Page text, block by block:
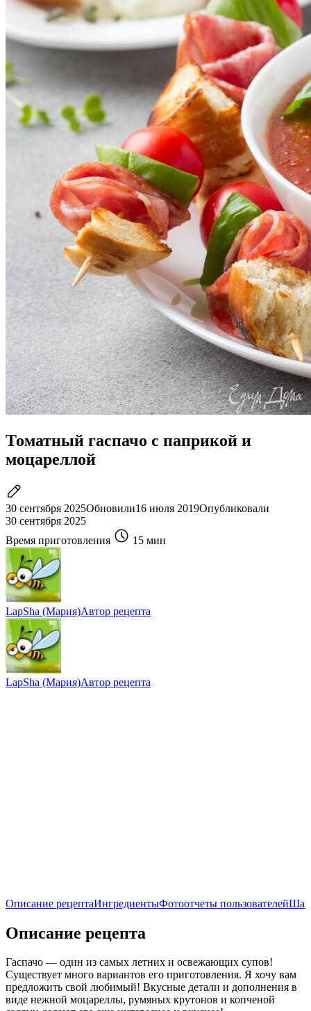
Томатный гаспачо с паприкой и
моцареллой
30 сентября 2025Обновили16 июля 2019Опубликовали
30 сентября 2025
Время приготовления
15 мин
LapSha (Мария)Автор рецепта
LapSha (Мария)Автор рецепта
Описание рецептаИнгредиентыФотоотчеты пользователей
Описание рецепта
Гаспачо — один из самых летних и освежающих супов!
Существует много вариантов его приготовления. Я хочу вам
предложить свой любимый! Вкусные детали и дополнения в
виде нежной моцареллы, румяных крутонов и копченой